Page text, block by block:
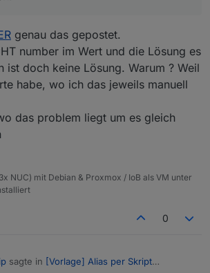
genau das gepostet.
number im Wert und die Lösung es
ist doch keine Lösung. Warum ? Weil
habe, wo ich das jeweils manuell
das problem liegt um es gleich
NUC) mit Debian & Proxmox / IoB als VM unter
0
sagte in [Vorlage] Alias per Skript